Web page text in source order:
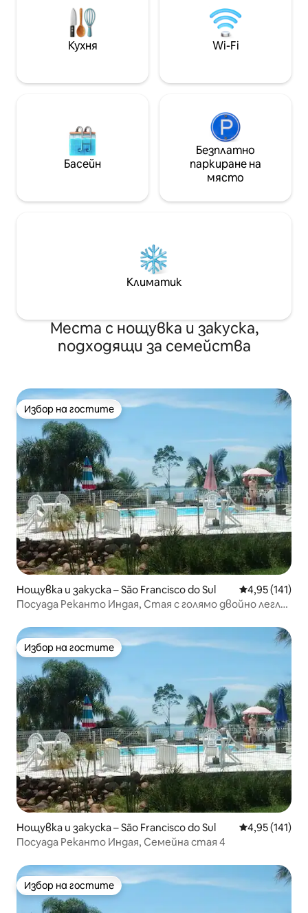
Кухня Wi-Fi
Басейн
Безплатно
паркиране на
място
Климатик
Места с нощувка и закуска,
подходящи за семейства
Избор на гостите
Избор на гостите
Нощувка и закуска – São Francisco do Sul Средна
4,95 (141)
Посуада Реканто Индая, Стая с голямо двойно легло
Избор на гостите
Избор на гостите
Нощувка и закуска – São Francisco do Sul Средна
4,95 (141)
Посуада Реканто Индая, Семейна стая 4
Избор на гостите
Избор на гостите